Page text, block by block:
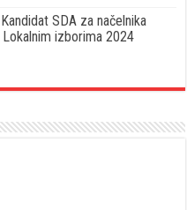
SDA za načelnika
izborima 2024